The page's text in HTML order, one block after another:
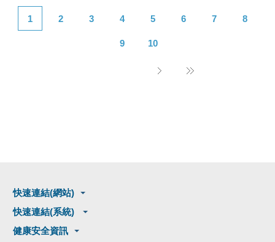
1 2 3 4 5 6 7 8
9 10
快速連結(網站)
快速連結(系統)
健康安全資訊